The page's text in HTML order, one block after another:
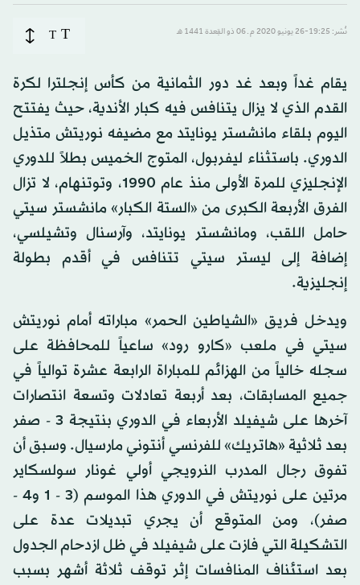
نُشر: 19:25-26 يونيو 2020 م ـ 06 ذو القِعدة 1441 هـ T
T
يقام غداً وبعد غد دور الثمانية من كأس إنجلترا لكرة
القدم الذي لا يزال يتنافس فيه كبار الأندية، حيث يفتتح
اليوم بلقاء مانشستر يونايتد مع مضيفه نوريتش متذيل
الدوري. باستثناء ليفربول، المتوج الخميس بطلاً للدوري
الإنجليزي للمرة الأولى منذ عام 1990، وتوتنهام، لا تزال
الفرق الأربعة الكبرى من «الستة الكبار» مانشستر سيتي
حامل اللقب، ومانشستر يونايتد، وآرسنال وتشيلسي،
إضافة إلى ليستر سيتي تتنافس في أقدم بطولة
إنجليزية.
ويدخل فريق «الشياطين الحمر» مباراته أمام نوريتش
سيتي في ملعب «كارو رود» ساعياً للمحافظة على
سجله خالياً من الهزائم للمباراة الرابعة عشرة توالياً في
جميع المسابقات، بعد أربعة تعادلات وتسعة انتصارات
آخرها على شيفيلد الأربعاء في الدوري بنتيجة 3 - صفر
بعد ثلاثية «هاتريك» للفرنسي أنتوني مارسيال. وسبق أن
تفوق رجال المدرب النرويجي أولي غونار سولسكاير
مرتين على نوريتش في الدوري هذا الموسم (3 - 1 و4 -
صفر)، ومن المتوقع أن يجري تبديلات عدة على
التشكيلة التي فازت على شيفيلد في ظل ازدحام الجدول
بعد استئناف المنافسات إثر توقف ثلاثة أشهر بسبب